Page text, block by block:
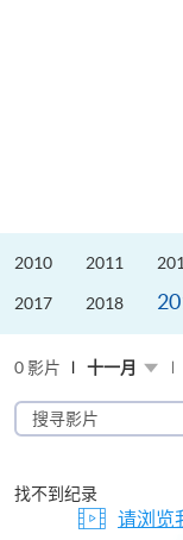
2010 2011
2017 2018
0 影片 十一月
搜
寻
片
找不到纪录
请浏览